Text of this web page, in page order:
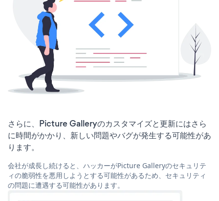
さらに、Picture Galleryのカスタマイズと更新にはさら
に時間がかかり、新しい問題やバグが発生する可能性があ
ります。
会社が成長し続けると、ハッカーがPicture Galleryのセキュリテ
ィの脆弱性を悪用しようとする可能性があるため、セキュリティ
の問題に遭遇する可能性があります。